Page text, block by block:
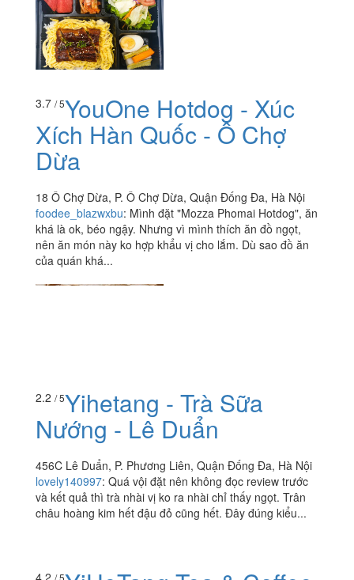
3.7 / 5YouOne Hotdog - Xúc
Xích Hàn Quốc - Ô Chợ
Dừa
18 Ô Chợ Dừa, P. Ô Chợ Dừa, Quận Đống Đa, Hà Nội
foodee_blazwxbu: Mình đặt "Mozza Phomai Hotdog", ăn
khá là ok, béo ngậy. Nhưng vì mình thích ăn đồ ngọt,
nên ăn món này ko hợp khẩu vị cho lắm. Dù sao đồ ăn
của quán khá...
2.2 / 5Yihetang - Trà Sữa
Nướng - Lê Duẩn
456C Lê Duẩn, P. Phương Liên, Quận Đống Đa, Hà Nội
lovely140997: Quá vội đặt nên không đọc review trước
và kết quả thì trà nhài vị ko ra nhài chỉ thấy ngọt. Trân
châu hoàng kim hết đậu đỏ cũng hết. Đây đúng kiểu...